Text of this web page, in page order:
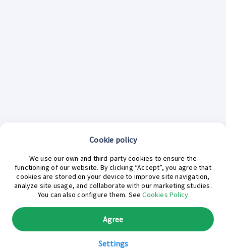
¿En qué podemos ayudarte hoy?
Cookie policy
We use our own and third-party cookies to ensure the
functioning of our website. By clicking “Accept”, you agree that
cookies are stored on your device to improve site navigation,
analyze site usage, and collaborate with our marketing studies.
You can also configure them. SeeCookies Policy
Settings
Agree